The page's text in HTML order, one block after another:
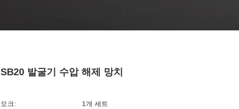
SB20 발굴기 수압 해제 망치
모크: 1개 세트